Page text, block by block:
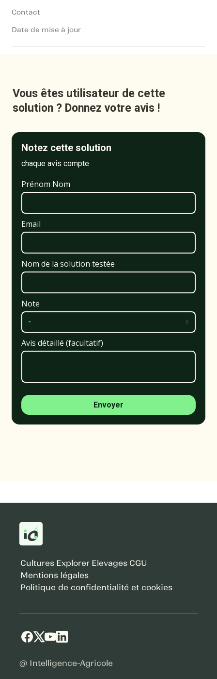
Contact
Date de mise à jour
Vous êtes utilisateur de cette
solution ? Donnez votre avis !
Notez cette solution
chaque avis compte
Prénom Nom
Email
Nom de la solution testée
Note
Avis détaillé (facultatif)
Envoyer
Cultures Explorer Elevages CGU
Mentions légales
Politique de confidentialité et cookies
@ Intelligence-Agricole